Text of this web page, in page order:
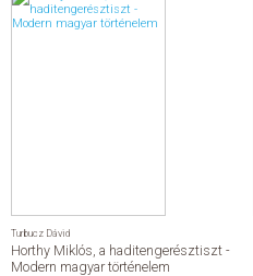
Turbucz Dávid
Horthy Miklós, a haditengerésztiszt -
Modern magyar történelem